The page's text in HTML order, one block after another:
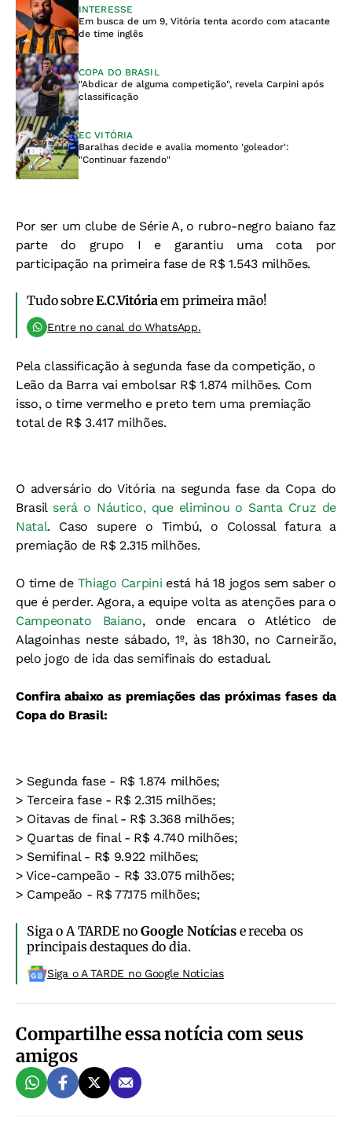
INTERESSE
Em busca de um 9, Vitória tenta acordo com atacante
de time inglês
COPA DO BRASIL
"Abdicar de alguma competição", revela Carpini após
classificação
EC VITÓRIA
Baralhas decide e avalia momento 'goleador':
"Continuar fazendo"
Por ser um clube de Série A, o rubro-negro baiano faz
parte do grupo I e garantiu uma cota por
participação na primeira fase de R$ 1.543 milhões.
Tudo sobreE.C.Vitóriaem primeira mão!
Entre no canal do WhatsApp.
Pela classificação à segunda fase da competição, o
Leão da Barra vai embolsar R$ 1.874 milhões. Com
isso, o time vermelho e preto tem uma premiação
total de R$ 3.417 milhões.
O adversário do Vitória na segunda fase da Copa do
Brasil será o Náutico, que eliminou o Santa Cruz de
Natal. Caso supere o Timbú, o Colossal fatura a
premiação de R$ 2.315 milhões.
O time de Thiago Carpini está há 18 jogos sem saber o
que é perder. Agora, a equipe volta as atenções para o
Campeonato Baiano, onde encara o Atlético de
Alagoinhas neste sábado, 1º, às 18h30, no Carneirão,
pelo jogo de ida das semifinais do estadual.
Confira abaixo as premiações das próximas fases da
Copa do Brasil:
> Segunda fase - R$ 1.874 milhões;
> Terceira fase - R$ 2.315 milhões;
> Oitavas de final - R$ 3.368 milhões;
> Quartas de final - R$ 4.740 milhões;
> Semifinal - R$ 9.922 milhões;
> Vice-campeão - R$ 33.075 milhões;
> Campeão - R$ 77.175 milhões;
Siga o A TARDE noGoogle Notíciase receba os
principais destaques do dia.
Siga o A TARDE no Google Noticias
Compartilhe essa notícia com seus
amigos